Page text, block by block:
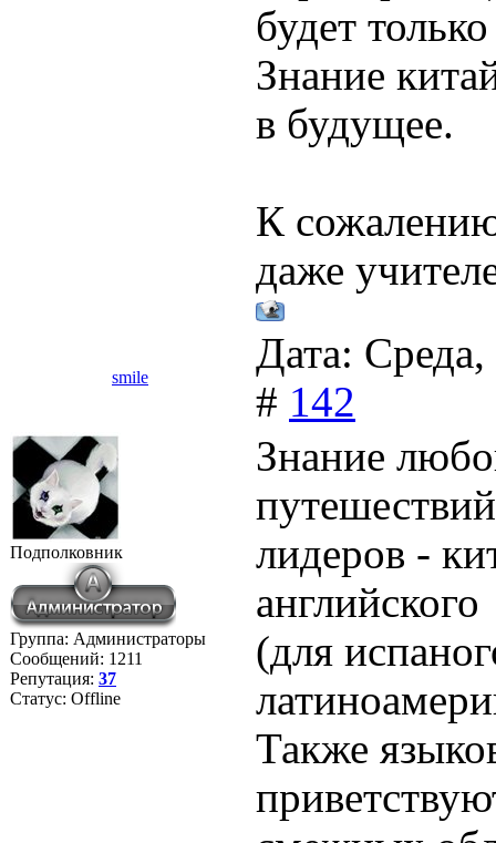
будет
Знание
в будущее.
К
даже
smile
Дата:
# 142
Подполковник
Группа: Администраторы
Сообщений: 1211
Репутация: 37
Статус: Offline
Знание
лидеров -
(для
Также